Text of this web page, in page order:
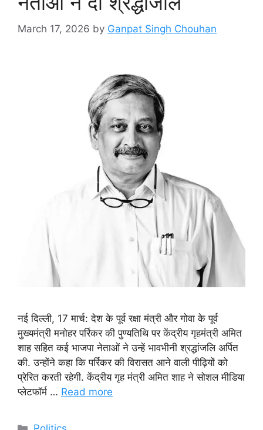
March 17, 2026 by Ganpat Singh Chouhan
नई दिल्ली, 17 मार्च: देश के पूर्व रक्षा मंत्री और गोवा के पूर्व
मुख्यमंत्री मनोहर पर्रिकर की पुण्यतिथि पर केंद्रीय गृहमंत्री अमित
शाह सहित कई भाजपा नेताओं ने उन्हें भावभीनी श्रद्धांजलि अर्पित
की. उन्होंने कहा कि पर्रिकर की विरासत आने वाली पीढ़ियों को
प्रेरित करती रहेगी. केंद्रीय गृह मंत्री अमित शाह ने सोशल मीडिया
प्लेटफॉर्म … Read more
Categories